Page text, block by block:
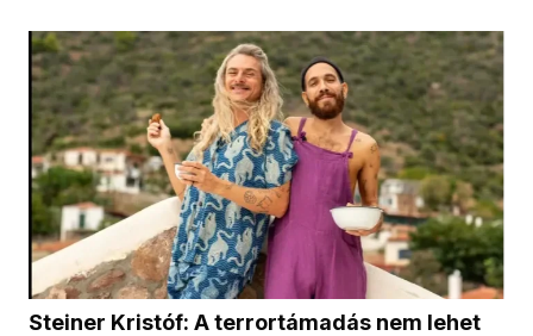
Steiner Kristóf: A terrortámadás nem lehet